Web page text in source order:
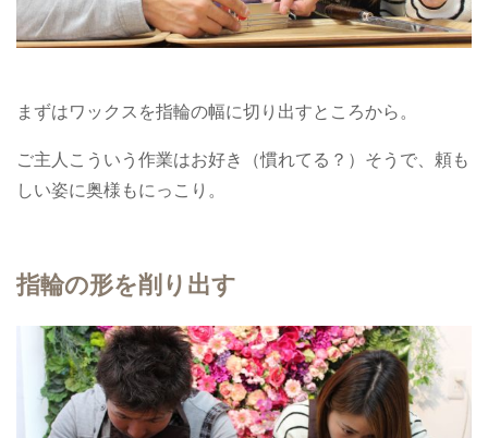
まずはワックスを指輪の幅に切り出すところから。
ご主人こういう作業はお好き（慣れてる？）そうで、頼も
しい姿に奥様もにっこり。
指輪の形を削り出す